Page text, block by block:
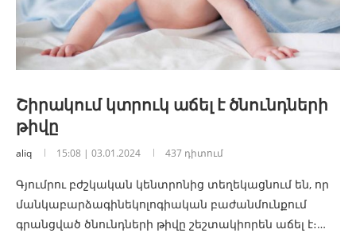
Շիրակում կտրուկ աճել է ծնունդների
թիվը
aliq 15:08 | 03.01.2024 437 դիտում
Գյումրու բժշկական կենտրոնից տեղեկացնում են, որ
մանկաբարձագինեկոլոգիական բաժանմունքում
գրանցված ծնունդների թիվը շեշտակիորեն աճել է։…